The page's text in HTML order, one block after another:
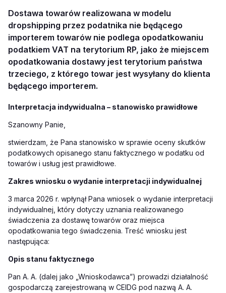
Dostawa towarów realizowana w modelu
dropshipping przez podatnika nie będącego
importerem towarów nie podlega opodatkowaniu
podatkiem VAT na terytorium RP, jako że miejscem
opodatkowania dostawy jest terytorium państwa
trzeciego, z którego towar jest wysyłany do klienta
będącego importerem.
Interpretacja indywidualna – stanowisko prawidłowe
Szanowny Panie,
stwierdzam, że Pana stanowisko w sprawie oceny skutków
podatkowych opisanego stanu faktycznego w podatku od
towarów i usług jest prawidłowe.
Zakres wniosku o wydanie interpretacji indywidualnej
3 marca 2026 r. wpłynął Pana wniosek o wydanie interpretacji
indywidualnej, który dotyczy uznania realizowanego
świadczenia za dostawę towarów oraz miejsca
opodatkowania tego świadczenia. Treść wniosku jest
następująca:
Opis stanu faktycznego
Pan A. A. (dalej jako „Wnioskodawca”) prowadzi działalność
gospodarczą zarejestrowaną w CEIDG pod nazwą A. A.